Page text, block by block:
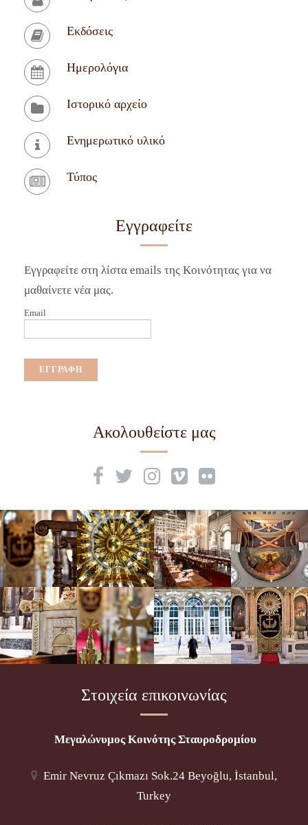
Εκδόσεις
Ημερολόγια
Ιστορικό αρχείο
Ενημερωτικό υλικό
Τύπος
Εγγραφείτε
Εγγραφείτε στη λίστα emails της Κοινότητας για να
μαθαίνετε νέα μας.
Email
Ακολουθείστε μας
Στοιχεία επικοινωνίας
Μεγαλώνυμος Κοινότης Σταυροδρομίου
Emir Nevruz Çıkmazı Sok.24 Beyoğlu, İstanbul,
Turkey